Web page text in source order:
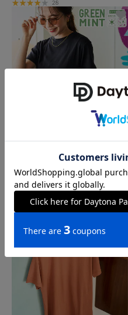
28
アウトレット
<抗菌・防臭・接触冷感>MINT クルー
ネック 半袖 Tシャツ【限定展開】
1,795円 40%OFF